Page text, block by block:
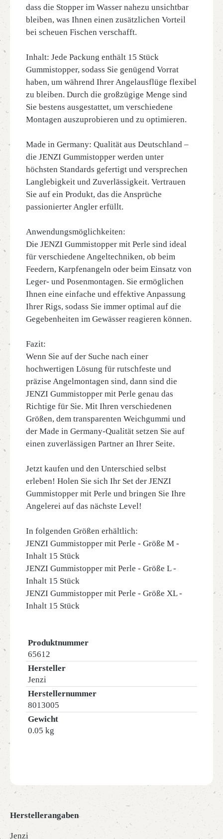
dass die Stopper im Wasser nahezu unsichtbar
bleiben, was Ihnen einen zusätzlichen Vorteil
bei scheuen Fischen verschafft.
Inhalt: Jede Packung enthält 15 Stück
Gummistopper, sodass Sie genügend Vorrat
haben, um während Ihrer Angelausflüge flexibel
zu bleiben. Durch die großzügige Menge sind
Sie bestens ausgestattet, um verschiedene
Montagen auszuprobieren und zu optimieren.
Made in Germany: Qualität aus Deutschland –
die JENZI Gummistopper werden unter
höchsten Standards gefertigt und versprechen
Langlebigkeit und Zuverlässigkeit. Vertrauen
Sie auf ein Produkt, das die Ansprüche
passionierter Angler erfüllt.
Anwendungsmöglichkeiten:
Die JENZI Gummistopper mit Perle sind ideal
für verschiedene Angeltechniken, ob beim
Feedern, Karpfenangeln oder beim Einsatz von
Leger- und Posenmontagen. Sie ermöglichen
Ihnen eine einfache und effektive Anpassung
Ihrer Rigs, sodass Sie immer optimal auf die
Gegebenheiten im Gewässer reagieren können.
Fazit:
Wenn Sie auf der Suche nach einer
hochwertigen Lösung für rutschfeste und
präzise Angelmontagen sind, dann sind die
JENZI Gummistopper mit Perle genau das
Richtige für Sie. Mit Ihren verschiedenen
Größen, dem transparenten Weichgummi und
der Made in Germany-Qualität setzen Sie auf
einen zuverlässigen Partner an Ihrer Seite.
Jetzt kaufen und den Unterschied selbst
erleben! Holen Sie sich Ihr Set der JENZI
Gummistopper mit Perle und bringen Sie Ihre
Angelerei auf das nächste Level!
In folgenden Größen erhältlich:
JENZI Gummistopper mit Perle - Größe M -
Inhalt 15 Stück
JENZI Gummistopper mit Perle - Größe L -
Inhalt 15 Stück
JENZI Gummistopper mit Perle - Größe XL -
Inhalt 15 Stück
Produktnummer
65612
Hersteller
Jenzi
Herstellernummer
8013005
Gewicht
0.05 kg
Herstellerangaben
Jenzi